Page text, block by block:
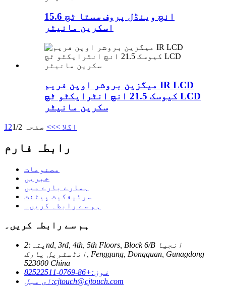
15.6 انچ وینڈل پروف سستا ٹچ
اسکرین مانیٹر
میگزین بروشر اوپن فریم IR LCD
کیوسک 21.5 انچ انٹرایکٹو ٹچ LCD
سکرین مانیٹر
1 2 اگلا >>> صفحہ 1/2
رابطہ فارم
مصنوعات
خبریں
ہمارے بارے میں
سرٹیفکیٹ پیٹنٹ
ہم سے رابطہ کریں۔
ہم سے رابطہ کریں۔
پتہ:2nd, 3rd, 4th, 5th Floors, Block 6/B انجیا
انڈسٹریل پارک, Fenggang, Dongguan, Gunagdong
523000 China
فون:+86-0769-82522511
ای میل:cjtouch@cjtouch.com